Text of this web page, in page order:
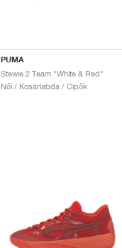
PUMA
Stewie 2 Team "White & Red"
Női / Kosárlabda / Cipők